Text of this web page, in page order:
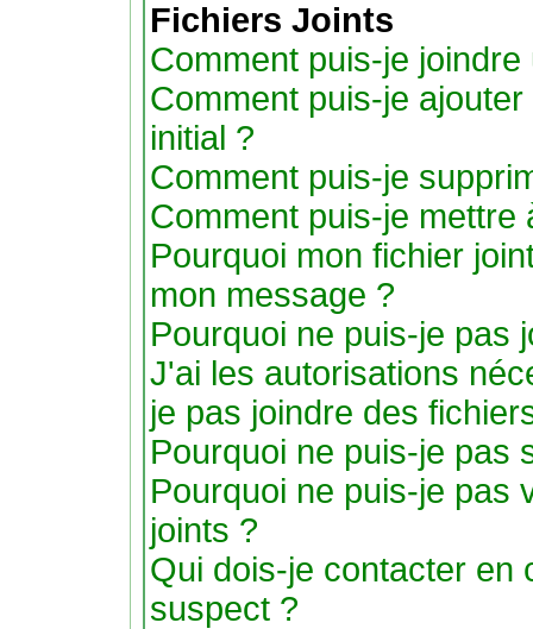
Fichiers Joints
Comment puis-je joindre
Comment puis-je
initial ?
Comment puis-je
Comment puis-je mettre
Pourquoi mon fichier
mon message ?
Pourquoi ne puis-je pas
J'ai les autorisations
je pas joindre des
Pourquoi ne puis-je pas
Pourquoi ne puis-je pas
joints ?
Qui dois-je contacter en
suspect ?